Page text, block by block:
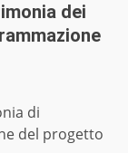
dei
di
del progetto